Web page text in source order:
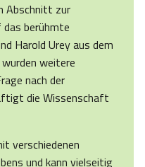
Abschnitt zur
berühmte
Harold Urey aus dem
weitere
nach der
die Wissenschaft
verschiedenen
und kann vielseitig